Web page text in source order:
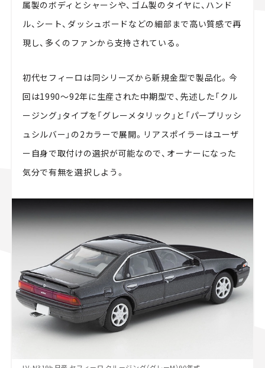
属製のボディとシャーシや、ゴム製のタイヤに、ハンド
ル、シート、ダッシュボードなどの細部まで高い質感で再
現し、多くのファンから支持されている。
初代セフィーロは同シリーズから新規金型で製品化。今
回は1990～92年に生産された中期型で、先述した「クル
ージング」タイプを「グレーメタリック」と「パープリッシ
ュシルバー」の2カラーで展開。リアスポイラーはユーザ
ー自身で取付けの選択が可能なので、オーナーになった
気分で有無を選択しよう。